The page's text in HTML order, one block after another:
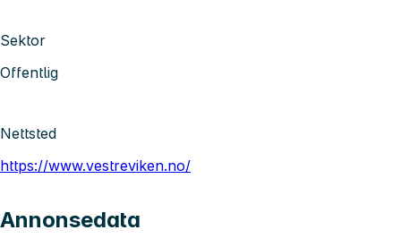
Sektor
Offentlig
Nettsted
https://www.vestreviken.no/
Annonsedata